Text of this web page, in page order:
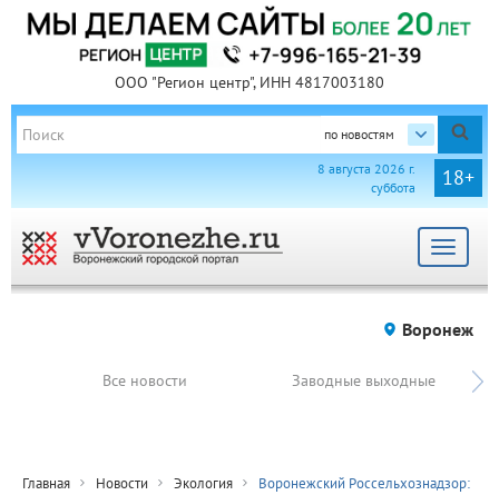
ООО "Регион центр", ИНН 4817003180
по новостям
18+
8 августа 2026 г.
суббота
Toggle
Воронеж
Все новости Заводные выходные
Главная Новости Экология
Воронежский Россельхознадзор: